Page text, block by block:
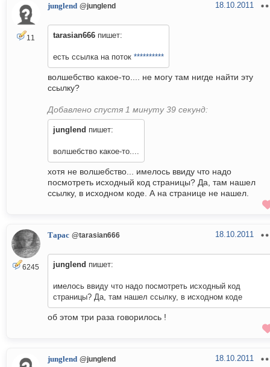
11
junglend @junglend 18.10.2011
tarasian666 пишет:
есть ссылка на поток **********
волшебство какое-то.... не могу там нигде найти эту
ссылку?
Добавлено спустя 1 минуту 39 секунд:
junglend пишет:
волшебство какое-то....
хотя не волшебство... имелось ввиду что надо
посмотреть исходный код страницы? Да, там нашел
ссылку, в исходном коде. А на странице не нашел.
6245
Тарас @tarasian666 18.10.2011
junglend пишет:
имелось ввиду что надо посмотреть исходный код
страницы? Да, там нашел ссылку, в исходном коде
об этом три раза говорилось !
junglend @junglend 18.10.2011